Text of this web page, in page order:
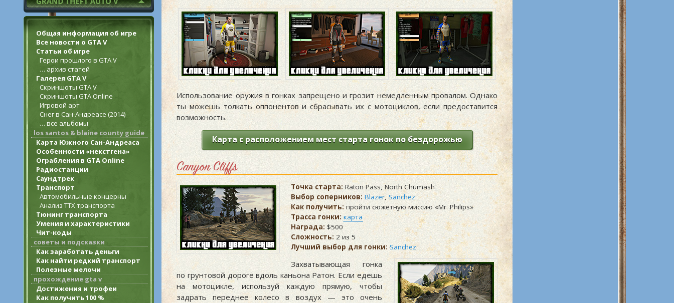
Общая информация об игре
Все новости о GTA V
Статьи об игре
Герои прошлого в GTA V
… архив статей
Галерея GTA V
Скриншоты GTA V
Скриншоты GTA Online
Игровой арт
Снег в Сан-Андреасе (2014)
… все альбомы
los santos & blaine county guide
Карта Южного Сан-Андреаса
Особенности «некстгена»
Ограбления в GTA Online
Радиостанции
Саундтрек
Транспорт
Автомобильные концерны
Анализ ТТХ транспорта
Тюнинг транспорта
Умения и характеристики
Чит-коды
советы и подсказки
Как заработать деньги
Как найти редкий транспорт
Полезные мелочи
прохождение gta v
Достижения и трофеи
Как получить 100 %
Использование оружия в гонках запрещено и грозит немедленным провалом. Однако
ты можешь толкать оппонентов и сбрасывать их с мотоциклов, если предоставится
возможность.
Карта с расположением мест старта гонок по бездорожью
Canyon Cliffs
Точка старта:Raton Pass, North Chumash
Выбор соперников: Blazer,Sanchez
Как получить: пройти сюжетную миссию «Mr. Philips»
Трасса гонки: карта
Награда:$500
Сложность: 2 из 5
Лучший выбор для гонки: Sanchez
Захватывающая гонка
по грунтовой дороге вдоль каньона Ратон. Если едешь
на мотоцикле, используй каждую прямую, чтобы
задрать переднее колесо в воздух — это очень